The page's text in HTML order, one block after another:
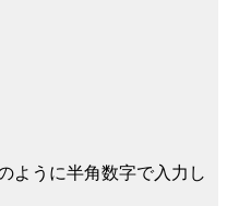
ように半角数字で入力し